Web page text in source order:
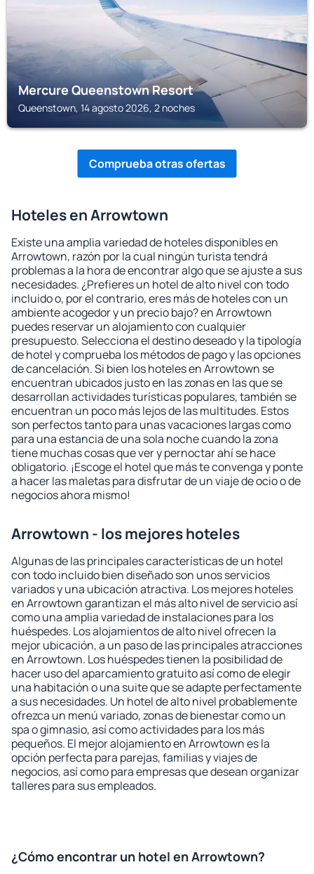
Mercure Queenstown Resort
Queenstown, 14 agosto 2026, 2 noches
Comprueba otras ofertas
Hoteles en Arrowtown
Existe una amplia variedad de hoteles disponibles en
Arrowtown, razón por la cual ningún turista tendrá
problemas a la hora de encontrar algo que se ajuste a sus
necesidades. ¿Prefieres un hotel de alto nivel con todo
incluido o, por el contrario, eres más de hoteles con un
ambiente acogedor y un precio bajo? en Arrowtown
puedes reservar un alojamiento con cualquier
presupuesto. Selecciona el destino deseado y la tipología
de hotel y comprueba los métodos de pago y las opciones
de cancelación. Si bien los hoteles en Arrowtown se
encuentran ubicados justo en las zonas en las que se
desarrollan actividades turísticas populares, también se
encuentran un poco más lejos de las multitudes. Estos
son perfectos tanto para unas vacaciones largas como
para una estancia de una sola noche cuando la zona
tiene muchas cosas que ver y pernoctar ahí se hace
obligatorio. ¡Escoge el hotel que más te convenga y ponte
a hacer las maletas para disfrutar de un viaje de ocio o de
negocios ahora mismo!
Arrowtown - los mejores hoteles
Algunas de las principales características de un hotel
con todo incluido bien diseñado son unos servicios
variados y una ubicación atractiva. Los mejores hoteles
en Arrowtown garantizan el más alto nivel de servicio así
como una amplia variedad de instalaciones para los
huéspedes. Los alojamientos de alto nivel ofrecen la
mejor ubicación, a un paso de las principales atracciones
en Arrowtown. Los huéspedes tienen la posibilidad de
hacer uso del aparcamiento gratuito así como de elegir
una habitación o una suite que se adapte perfectamente
a sus necesidades. Un hotel de alto nivel probablemente
ofrezca un menú variado, zonas de bienestar como un
spa o gimnasio, así como actividades para los más
pequeños. El mejor alojamiento en Arrowtown es la
opción perfecta para parejas, familias y viajes de
negocios, así como para empresas que desean organizar
talleres para sus empleados.
¿Cómo encontrar un hotel en Arrowtown?